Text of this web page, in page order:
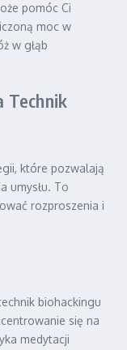
pomóc Ci
moc w
w głąb
Technik
które pozwalają
umysłu. To
rozproszenia i
biohackingu
się na
medytacji